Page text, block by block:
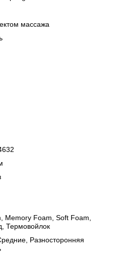
массажа
Memory Foam Soft Foam
Термовойлок
Разносторонняя